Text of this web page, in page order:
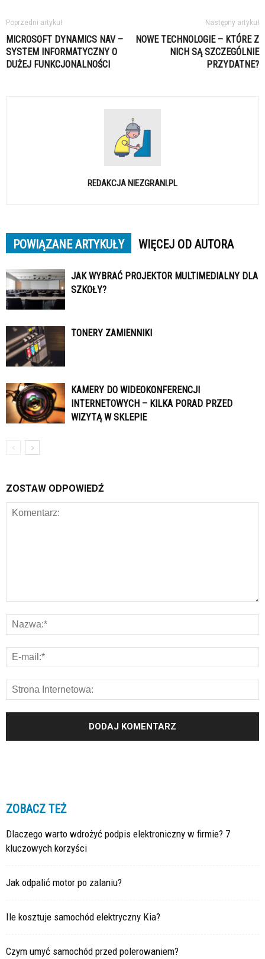
Poprzedni artykuł
MICROSOFT DYNAMICS NAV –
SYSTEM INFORMATYCZNY O
DUŻEJ FUNKCJONALNOŚCI
Następny artykuł
NOWE TECHNOLOGIE – KTÓRE Z
NICH SĄ SZCZEGÓLNIE
PRZYDATNE?
REDAKCJA NIEZGRANI.PL
POWIĄZANE ARTYKUŁY WIĘCEJ OD AUTORA
JAK WYBRAĆ PROJEKTOR MULTIMEDIALNY DLA
SZKOŁY?
TONERY ZAMIENNIKI
KAMERY DO WIDEOKONFERENCJI
INTERNETOWYCH – KILKA PORAD PRZED
WIZYTĄ W SKLEPIE
ZOSTAW ODPOWIEDŹ
ZOBACZ TEŻ
Dlaczego warto wdrożyć podpis elektroniczny w firmie? 7
kluczowych korzyści
Jak odpalić motor po zalaniu?
Ile kosztuje samochód elektryczny Kia?
Czym umyć samochód przed polerowaniem?